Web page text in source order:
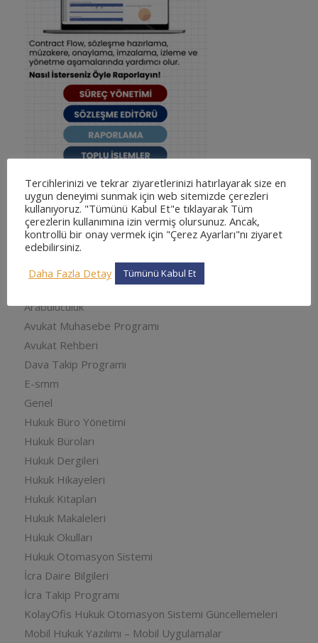
KATEGORILER
adliyesine nasıl gidilir
adliyesine nasıl gidilir
Arabuluculuk
Avukat Muhasebe Programı
Avukat Rehberi
Dava Takip Programı
E-smm
Genel
Hukuk Büro Yönetimi
Hukuk Büroları
Hukuk Dergileri
Hukuk Hikayeleri
Hukuk Kitapları
Hukuk Makaleleri
Hukuk Okulları
Hukuk Otomasyon Sistemi
İcra Daire Bilgileri
İcra Takip Programı
KolayOfis Hukuk Otomasyon Sistemi Güncellemeleri
Mobil Hukuk Yazılımı – Mobil Uygulamalar
Tercihlerinizi ve tekrar ziyaretlerinizi hatırlayarak size en
uygun deneyimi sunmak için web sitemizde çerezleri
kullanıyoruz. "Tümünü Kabul Et"e tıklayarak Tüm
çerezlerin kullanımına izin vermiş olursunuz. Ancak,
kontrollü bir onay vermek için "Çerez Ayarları"nı ziyaret
edebilirsiniz.
Daha Fazla Detay
Tümünü Kabul Et